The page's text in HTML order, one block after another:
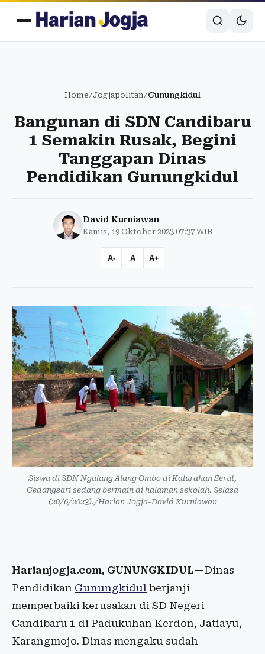
Home/Jogjapolitan/Gunungkidul
Bangunan di SDN Candibaru
1 Semakin Rusak, Begini
Tanggapan Dinas
Pendidikan Gunungkidul
David Kurniawan
Kamis, 19 Oktober 2023 07:37 WIB
A- A A+
Siswa di SDN Ngalang Alang Ombo di Kalurahan Serut,
Gedangsari sedang bermain di halaman sekolah. Selasa
(20/6/2023)./Harian Jogja-David Kurniawan
Harianjogja.com, GUNUNGKIDUL—Dinas
Pendidikan Gunungkidul berjanji
memperbaiki kerusakan di SD Negeri
Candibaru 1 di Padukuhan Kerdon, Jatiayu,
Karangmojo. Dinas mengaku sudah